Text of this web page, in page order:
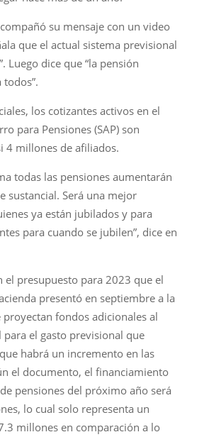
su mensaje con un video
que el actual sistema previsional
Luego dice que “la pensión
los cotizantes activos en el
para Pensiones (SAP) son
4 millones de afiliados.
todas las pensiones aumentarán
sustancial. Será una mejor
ya están jubilados y para
para cuando se jubilen”, dice en
el presupuesto para 2023 que el
presentó en septiembre a la
proyectan fondos adicionales al
el gasto previsional que
habrá un incremento en las
el documento, el financiamiento
pensiones del próximo año será
lo cual solo representa un
millones en comparación a lo